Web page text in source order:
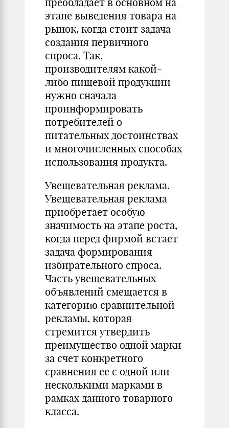
этапе выведения товара на
рынок, когда стоит задача
создания первичного
спроса. Так,
производителям какой-
либо пищевой продукции
нужно сначала
проинформировать
потребителей о
питательных достоинствах
и многочисленных способах
использования продукта.
Увещевательная реклама.
Увещевательная реклама
приобретает особую
значимость на этапе роста,
когда перед фирмой встает
задача формирования
избирательного спроса.
Часть увещевательных
объявлений смещается в
категорию сравнительной
рекламы, которая
стремится утвердить
преимущество одной марки
за счет конкретного
сравнения ее с одной или
несколькими марками в
рамках данного товарного
класса.